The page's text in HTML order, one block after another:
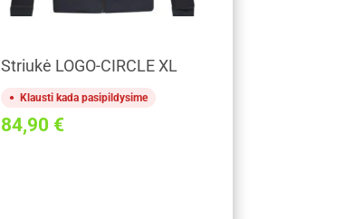
Striukė LOGO-CIRCLE XL
Klausti kada pasipildysime
84,90 €